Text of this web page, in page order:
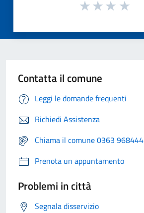
Contatta il comune
Leggi le domande frequenti
Richiedi Assistenza
Chiama il comune 0363 968444
Prenota un appuntamento
Problemi in città
Segnala disservizio